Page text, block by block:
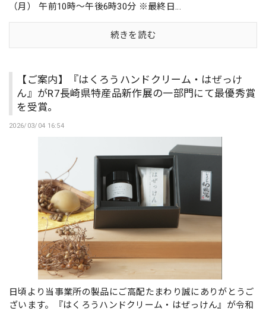
（月） 午前10時～午後6時30分 ※最終日...
続きを読む
【ご案内】『はくろうハンドクリーム・はぜっけ
ん』がR7長崎県特産品新作展の一部門にて最優秀賞
を受賞。
2026/03/04 16:54
日頃より当事業所の製品にご高配たまわり誠にありがとうご
ざいます。『はくろうハンドクリーム・はぜっけん』が令和